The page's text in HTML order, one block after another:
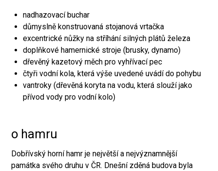
nadhazovací buchar
důmyslně konstruovaná stojanová vrtačka
excentrické nůžky na stříhání silných plátů železa
doplňkové hamernické stroje (brusky, dynamo)
dřevěný kazetový měch pro vyhřívací pec
čtyři vodní kola, která výše uvedené uvádí do pohybu
vantroky (dřevěná koryta na vodu, která slouží jako
přívod vody pro vodní kolo)
o hamru
Dobřívský horní hamr je největší a nejvýznamnější
památka svého druhu v ČR. Dnešní zděná budova byla